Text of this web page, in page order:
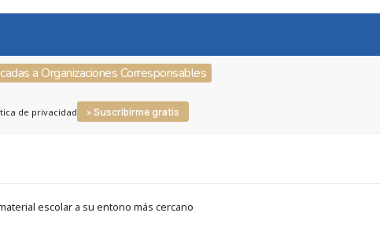
a Organizaciones Corresponsables
de privacidad » Suscribirme gratis
escolar a su entono más cercano